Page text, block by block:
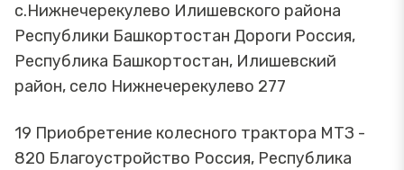
с.Нижнечерекулево Илишевского района
Республики Башкортостан Дороги Россия,
Республика Башкортостан, Илишевский
район, село Нижнечерекулево 277
19 Приобретение колесного трактора МТЗ -
820 Благоустройство Россия, Республика